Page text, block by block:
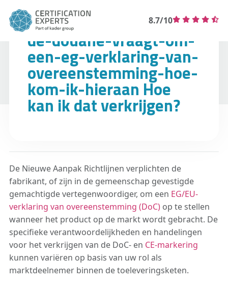
8.7/10
de-douane-vraagt-om-
een-eg-verklaring-van-
overeenstemming-hoe-
kom-ik-hieraan Hoe
kan ik dat verkrijgen?
De Nieuwe Aanpak Richtlijnen verplichten de
fabrikant, of zijn in de gemeenschap gevestigde
gemachtigde vertegenwoordiger, om een ​​ EG/EU-
verklaring van overeenstemming (DoC) op te stellen
wanneer het product op de markt wordt gebracht. De
specifieke verantwoordelijkheden en handelingen
voor het verkrijgen van de DoC- en CE-markering
kunnen variëren op basis van uw rol als
marktdeelnemer binnen de toeleveringsketen.